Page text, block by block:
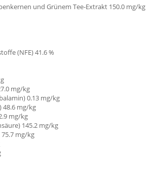
und Grünem Tee-Extrakt 150.0 mg/kg
(NFE) 41.6 %
mg/kg
0.13 mg/kg
48.6 mg/kg
mg/kg
145.2 mg/kg
mg/kg